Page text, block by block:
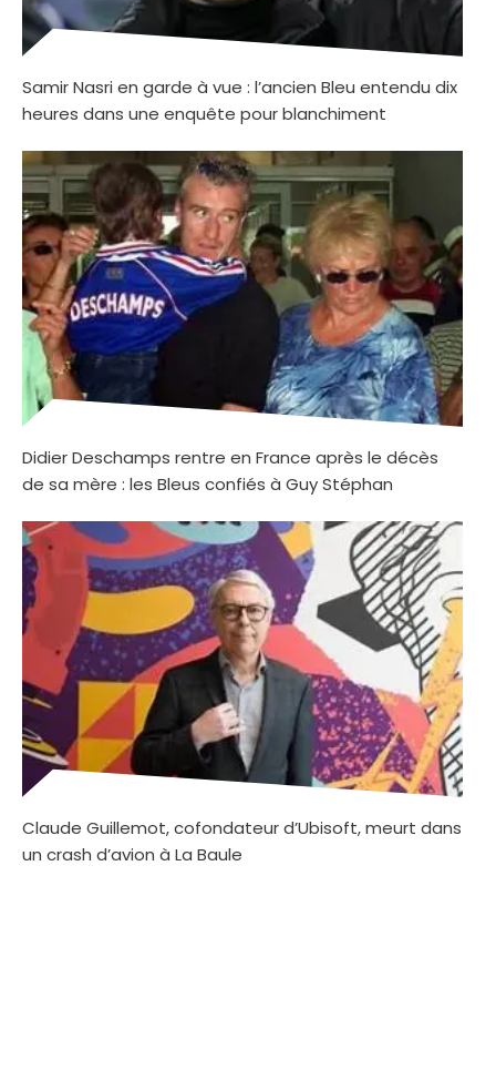
Samir Nasri en garde à vue : l’ancien Bleu entendu dix
heures dans une enquête pour blanchiment
Didier Deschamps rentre en France après le décès
de sa mère : les Bleus confiés à Guy Stéphan
Claude Guillemot, cofondateur d’Ubisoft, meurt dans
un crash d’avion à La Baule